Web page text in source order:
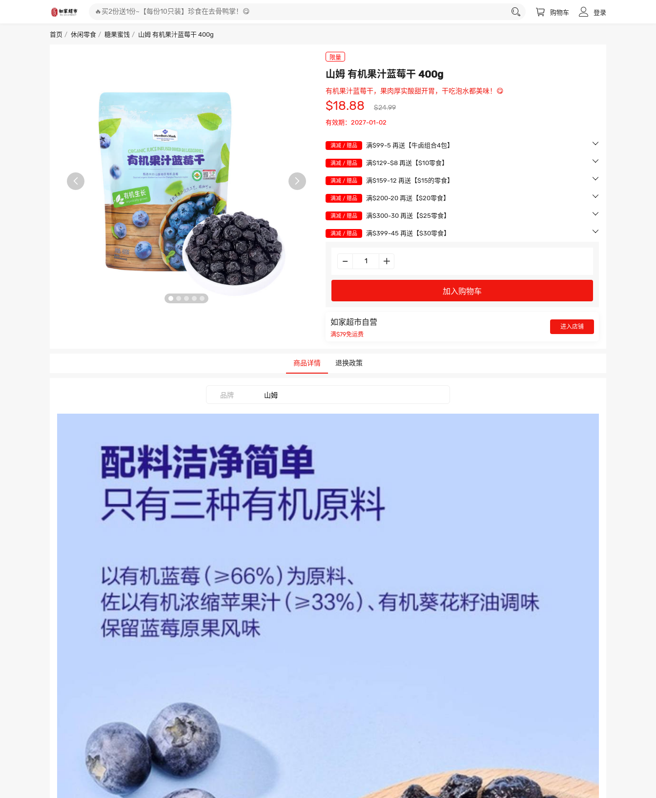
购物车 登录
首页 休闲零食 糖果蜜饯 山姆 有机果汁蓝莓干 400g
 
限量
山姆 有机果汁蓝莓干 400g
有机果汁蓝莓干，果肉厚实酸甜开胃，干吃泡水都美味！😋
$18.88 $24.99
有效期：2027-01-02
满减 / 赠品 满$99-5 再送【牛卤组合4包】
满减 / 赠品 满$129-$8 再送【$10零食】
满减 / 赠品 满$159-12 再送【$15的零食】
满减 / 赠品 满$200-20 再送【$20零食】
满减 / 赠品 满$300-30 再送【$25零食】
满减 / 赠品 满$399-45 再送【$30零食】
加入购物车
如家超市自营
满$79免运费
进入店铺
商品详情 退换政策
品牌 山姆